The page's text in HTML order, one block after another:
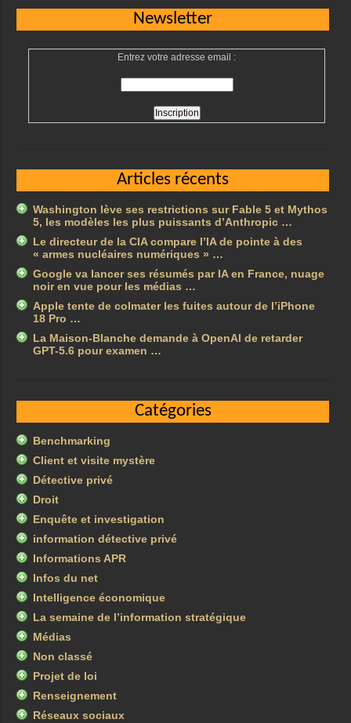
Newsletter
Entrez votre adresse email :
Articles récents
Washington lève ses restrictions sur Fable 5 et Mythos
5, les modèles les plus puissants d’Anthropic …
Le directeur de la CIA compare l’IA de pointe à des
« armes nucléaires numériques » …
Google va lancer ses résumés par IA en France, nuage
noir en vue pour les médias …
Apple tente de colmater les fuites autour de l’iPhone
18 Pro …
La Maison-Blanche demande à OpenAI de retarder
GPT-5.6 pour examen …
Catégories
Benchmarking
Client et visite mystère
Détective privé
Droit
Enquête et investigation
information détective privé
Informations APR
Infos du net
Intelligence économique
La semaine de l’information stratégique
Médias
Non classé
Projet de loi
Renseignement
Réseaux sociaux